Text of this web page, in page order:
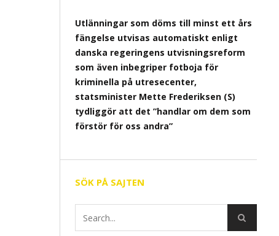
Utlänningar som döms till minst ett års
fängelse utvisas automatiskt enligt
danska regeringens utvisningsreform
som även inbegriper fotboja för
kriminella på utresecenter,
statsminister Mette Frederiksen (S)
tydliggör att det ”handlar om dem som
förstör för oss andra”
SÖK PÅ SAJTEN